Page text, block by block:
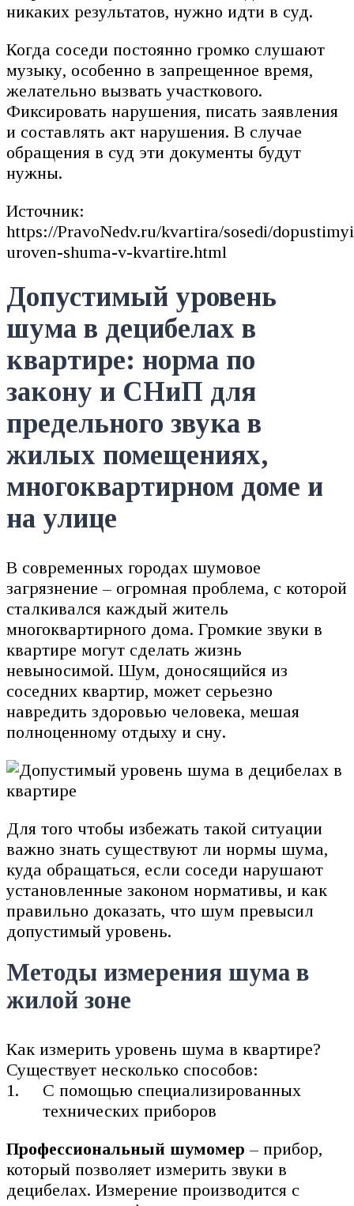
никаких результатов, нужно идти в суд.
Когда соседи постоянно громко слушают
музыку, особенно в запрещенное время,
желательно вызвать участкового.
Фиксировать нарушения, писать заявления
и составлять акт нарушения. В случае
обращения в суд эти документы будут
нужны.
Источник:
https://PravoNedv.ru/kvartira/sosedi/
uroven-shuma-v-kvartire.html
Допустимый уровень
шума в децибелах в
квартире: норма по
закону и СНиП для
предельного звука в
жилых помещениях,
многоквартирном доме и
на улице
В современных городах шумовое
загрязнение – огромная проблема, с которой
сталкивался каждый житель
многоквартирного дома. Громкие звуки в
квартире могут сделать жизнь
невыносимой. Шум, доносящийся из
соседних квартир, может серьезно
навредить здоровью человека, мешая
полноценному отдыху и сну.
Для того чтобы избежать такой ситуации
важно знать существуют ли нормы шума,
куда обращаться, если соседи нарушают
установленные законом нормативы, и как
правильно доказать, что шум превысил
допустимый уровень.
Методы измерения шума в
жилой зоне
Как измерить уровень шума в квартире?
Существует несколько способов:
С помощью специализированных
технических приборов
Профессиональный шумомер – прибор,
который позволяет измерить звуки в
децибелах. Измерение производится с